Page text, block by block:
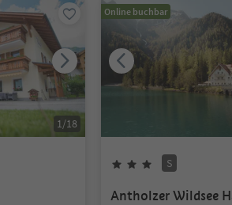
1/18
Online buchbar
S
Antholzer Wildsee